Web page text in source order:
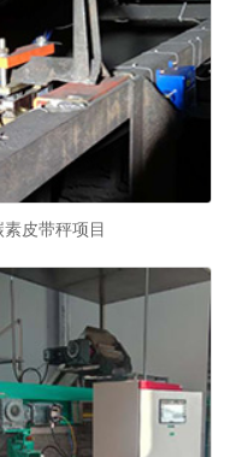
皮带秤项目